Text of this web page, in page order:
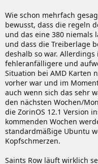
Nvidia-Karten können in
vom Funktionsprinzip
etwas mehr FPS bekommt.
vergleichsweise schlecht.
normalerweise eher auch
Wie schon mehrfach
bewusst, dass die regeln
und das eine 380 niemals
und dass die Treiberlage
deshalb so war. Allerdings
fehleranfälligere und
Situation bei AMD Karten
vorher war und im
auch wenn sich das sehr
den nächsten Wochen/
die ZorinOS 12.1 Version
kommenden Wochen
standardmäßige Ubuntu
Kopfschmerzen.
Saints Row läuft wirklich